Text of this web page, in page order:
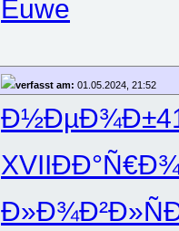
Euwe
verfasst am: 01.05.2024, 21:52
Ð½ÐµÐ¾Ð±
XVII
Ð»Ð¾Ð²Ð»